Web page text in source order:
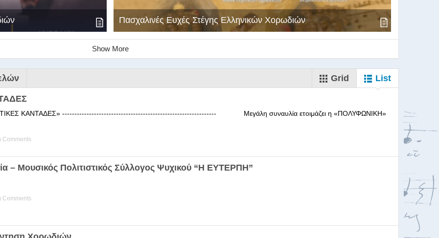
της Στέγης Ελληνικών Χορωδιών
Χορωδίας της Στέγης Ελληνικών Χορωδιών Βιωματική διδασκαλία για Μαέστρου...
Πασχαλινές Ευχές Στέγης Ελληνικών Χορωδιών
Show More
Grid List
ΚΑΝΤΑΔΕΣ» --------------------------------------------------------------- Μεγάλη συναυλία ετοιμάζει η «ΠΟΛΥΦΩΝΙΚΗ»
Comments
– Μουσικός Πολιτιστικός Σύλλογος Ψυχικού “Η ΕΥΤΕΡΠΗ”
Comments